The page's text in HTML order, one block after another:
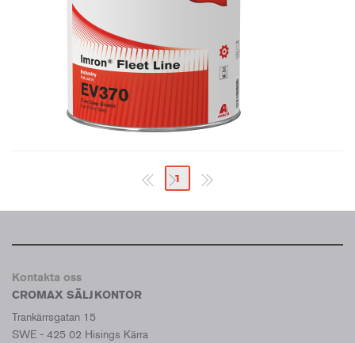
1
Kontakta oss
CROMAX SÄLJKONTOR
Trankärrsgatan 15
SWE - 425 02 Hisings Kärra